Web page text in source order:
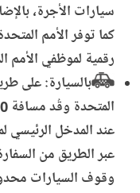
سيارات الأجرة،
كما توفر الأمم
رقمية لموظفي الأمم
بالسيارة: على
عند المدخل الرئيسي
عبر الطريق من
وقوف السيارات